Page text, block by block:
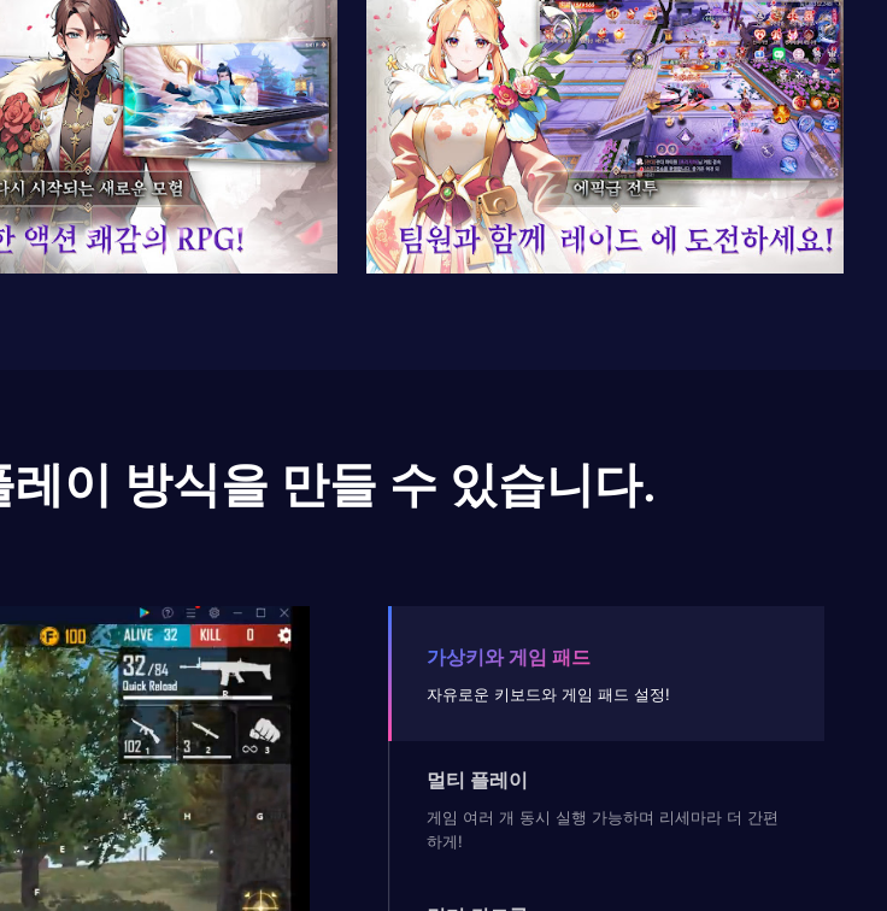
이 방식을 만들 수 있습니다.
가상키와 게임 패드
자유로운 키보드와 게임 패드 설정!
멀티 플레이
게임 여러 개 동시 실행 가능하며 리세마라 더 간편
하게!